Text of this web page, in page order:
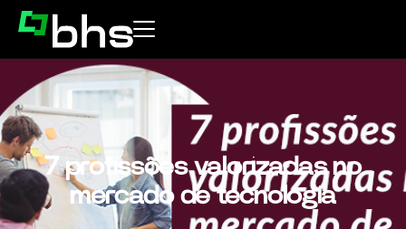
7 profissões valorizadas no
mercado de tecnologia